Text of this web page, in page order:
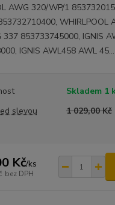
AWG 320/WP/1
WHIRLPOOL
337 853733745000, IGNIS
IGNIS AWL458 AWL 45...
Skladem 1
slevou
1 029,00 Kč
Kč/ks
bez DPH